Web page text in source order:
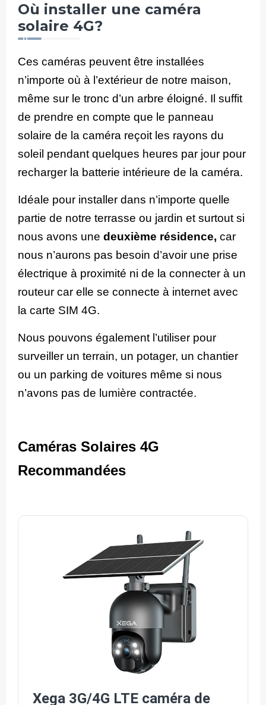
Où installer une caméra
solaire 4G?
Ces caméras peuvent être installées
n’importe où à l’extérieur de notre maison,
même sur le tronc d’un arbre éloigné. Il suffit
de prendre en compte que le panneau
solaire de la caméra reçoit les rayons du
soleil pendant quelques heures par jour pour
recharger la batterie intérieure de la caméra.
Idéale pour installer dans n’importe quelle
partie de notre terrasse ou jardin et surtout si
nous avons une deuxième résidence, car
nous n’aurons pas besoin d’avoir une prise
électrique à proximité ni de la connecter à un
routeur car elle se connecte à internet avec
la carte SIM 4G.
Nous pouvons également l’utiliser pour
surveiller un terrain, un potager, un chantier
ou un parking de voitures même si nous
n’avons pas de lumière contractée.
Caméras Solaires 4G
Recommandées
Xega 3G/4G LTE caméra de